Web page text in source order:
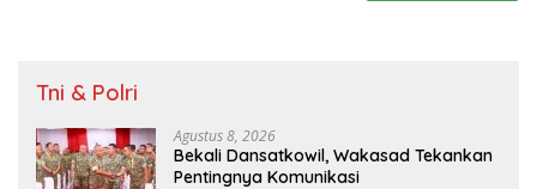
Tni & Polri
Agustus 8, 2026
Bekali Dansatkowil, Wakasad Tekankan
Pentingnya Komunikasi